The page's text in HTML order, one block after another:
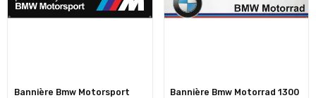
Bannière Bmw Motorsport
Bannière Bmw Motorrad 1300